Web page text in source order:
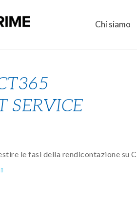
Chi siamo
SERVICE
le fasi della rendicontazione su